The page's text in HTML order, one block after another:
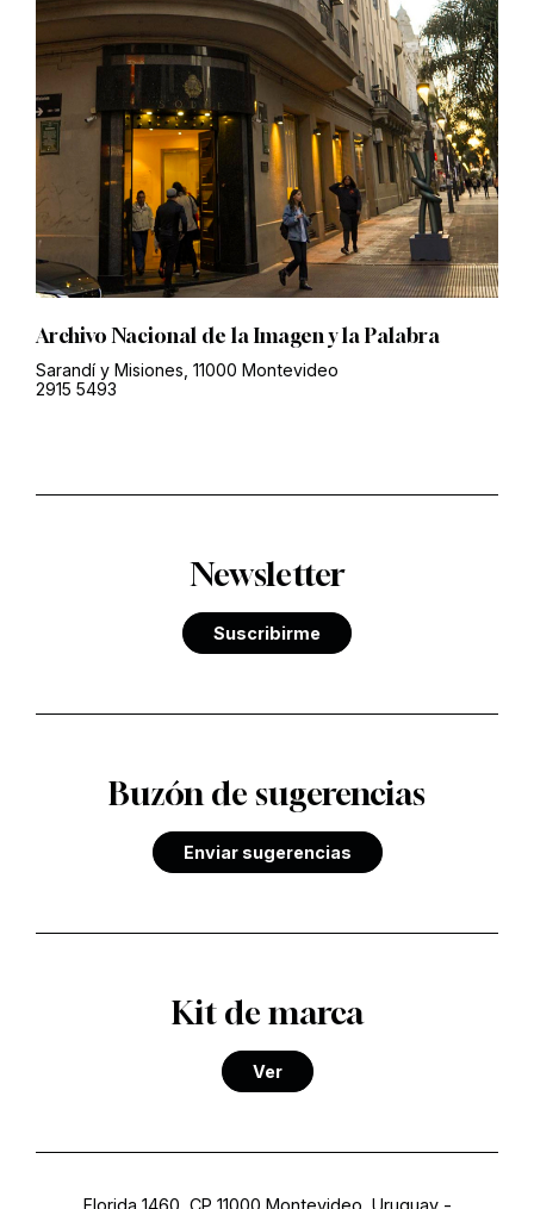
Archivo Nacional de la Imagen y la Palabra
Sarandí y Misiones, 11000 Montevideo
2915 5493
Newsletter
Suscribirme
Buzón de sugerencias
Enviar sugerencias
Kit de marca
Ver
Florida 1460, CP 11000 Montevideo, Uruguay-